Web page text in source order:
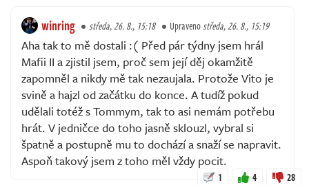
winring středa, 26. 8., 15:18 Upravenostředa, 26. 8., 15:19
Aha tak to mě dostali :( Před pár týdny jsem hrál
Mafii II a zjistil jsem, proč sem její děj okamžitě
zapomněl a nikdy mě tak nezaujala. Protože Vito je
svině a hajzl od začátku do konce. A tudíž pokud
udělali totéž s Tommym, tak to asi nemám potřebu
hrát. V jedničce do toho jasně sklouzl, vybral si
špatně a postupně mu to dochází a snaží se napravit.
Aspoň takový jsem z toho měl vždy pocit.
1 4 28